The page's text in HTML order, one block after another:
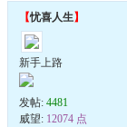
【忧喜人生】
新手上路
发帖: 4481
威望: 12074 点